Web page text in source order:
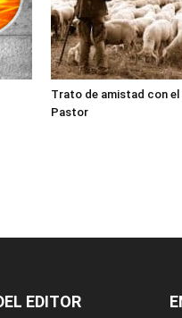
Trato de amistad con el
Pastor
EDITOR